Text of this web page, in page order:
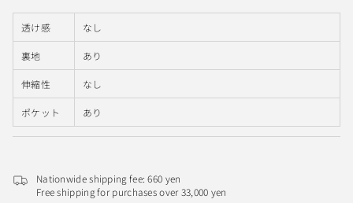
透け感 なし
裏地 あり
伸縮性 なし
ポケット あり
Nationwide shipping fee: 660 yen
Free shipping for purchases over 33,000 yen